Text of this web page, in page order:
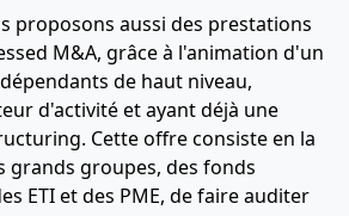
proposons aussi des prestations
M&A, grâce à l'animation d'un
de haut niveau,
d'activité et ayant déjà une
Cette offre consiste en la
grands groupes, des fonds
ETI et des PME, de faire auditer